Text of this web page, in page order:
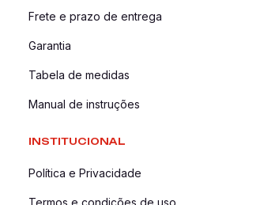
Frete e prazo de entrega
Garantia
Tabela de medidas
Manual de instruções
INSTITUCIONAL
Política e Privacidade